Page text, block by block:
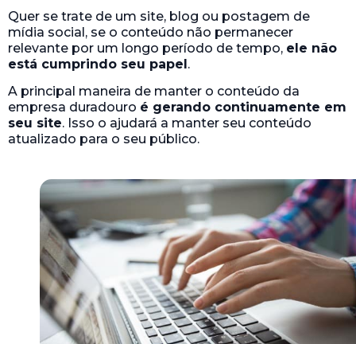
Quer se trate de um site, blog ou postagem de
mídia social, se o conteúdo não permanecer
relevante por um longo período de tempo, ele não
está cumprindo seu papel.
A principal maneira de manter o conteúdo da
empresa duradouro é gerando continuamente em
seu site. Isso o ajudará a manter seu conteúdo
atualizado para o seu público.